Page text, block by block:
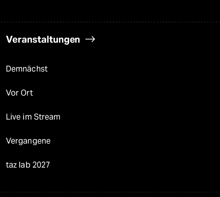
Veranstaltungen
Demnächst
Vor Ort
Live im Stream
Vergangene
taz lab 2027